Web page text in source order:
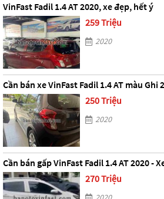
VinFast Fadil 1.4 AT 2020, xe đẹp, hết ý
259 Triệu
2020
Cần bán xe VinFast Fadil 1.4 AT màu Ghi
250 Triệu
2020
Cần bán gấp VinFast Fadil 1.4 AT 2020 -
270 Triệu